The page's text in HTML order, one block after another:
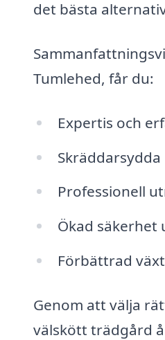
det bästa
Tumlehed, får du:
Expertis och
Professionell
Ökad säkerhet
Förbättrad
Genom att välja
välskött trädgård